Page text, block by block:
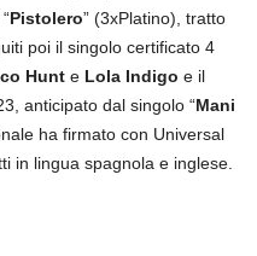
Pistolero” (3xPlatino), tratto
poi il singolo certificato 4
Hunt e Lola Indigo e il
anticipato dal singolo “Mani
ha firmato con Universal
in lingua spagnola e inglese.